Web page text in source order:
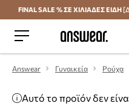
FINAL SALE % ΣΕ ΧΙΛΙΑΔΕΣ ΕΙΔΗ
Answear Γυναικεία Ρούχα
Αυτό το προϊόν δεν